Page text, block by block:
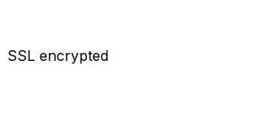
SSL encrypted